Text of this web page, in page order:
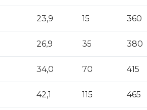
23,9 15 360
26,9 35 380
34,0 70 415
42,1 115 465